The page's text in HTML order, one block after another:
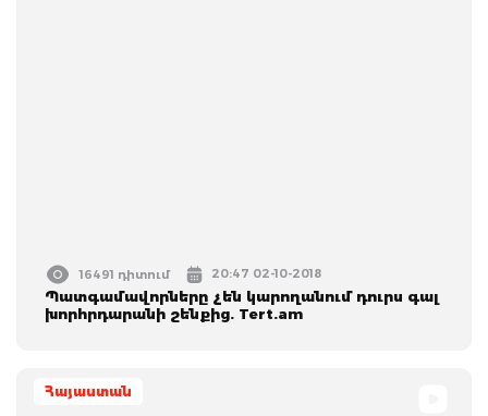
16491 դիտում 20:47 02-10-2018
Պատգամավորները չեն կարողանում դուրս գալ
խորհրդարանի շենքից. Tert.am
Հայաստան